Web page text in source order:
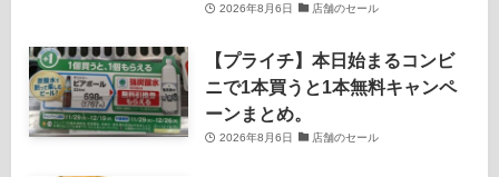
2026年8月6日 店舗のセール
【プライチ】本日始まるコンビ
ニで1本買うと1本無料キャンペ
ーンまとめ。
2026年8月6日 店舗のセール